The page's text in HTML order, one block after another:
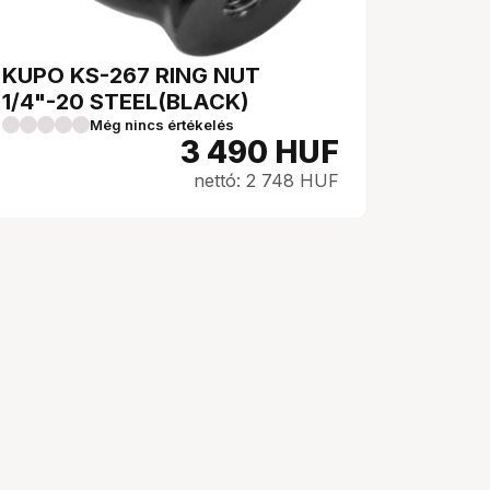
KUPO KS-267 RING NUT
1/4"-20 STEEL(BLACK)
Még nincs értékelés
3 490 HUF
nettó: 2 748 HUF